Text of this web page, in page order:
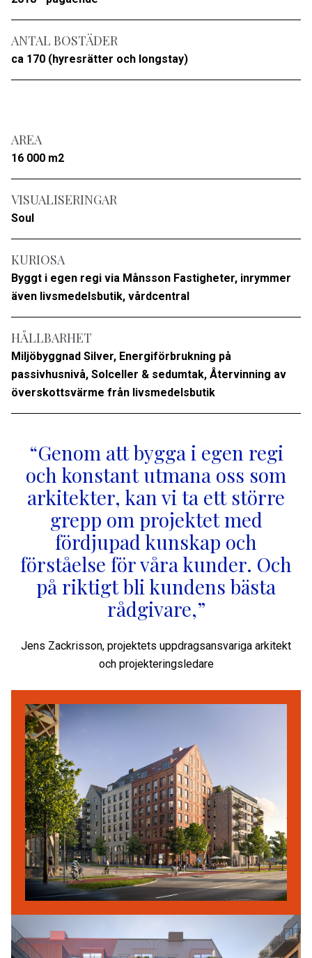
ANTAL BOSTÄDER
ca 170 (hyresrätter och longstay)
AREA
16 000 m2
VISUALISERINGAR
Soul
KURIOSA
Byggt i egen regi via Månsson Fastigheter, inrymmer
även livsmedelsbutik, vårdcentral
HÅLLBARHET
Miljöbyggnad Silver, Energiförbrukning på
passivhusnivå, Solceller & sedumtak, Återvinning av
överskottsvärme från livsmedelsbutik
“Genom att bygga i egen regi
och konstant utmana oss som
arkitekter, kan vi ta ett större
grepp om projektet med
fördjupad kunskap och
förståelse för våra kunder. Och
på riktigt bli kundens bästa
rådgivare,”
Jens Zackrisson, projektets uppdragsansvariga arkitekt
och projekteringsledare